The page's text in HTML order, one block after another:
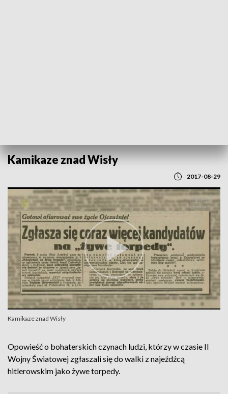
Kamikaze znad Wisły
2017-08-29
Kamikaze znad Wisły
Opowieść o bohaterskich czynach ludzi, którzy w czasie II
Wojny Światowej zgłaszali się do walki z najeźdźcą
hitlerowskim jako żywe torpedy.